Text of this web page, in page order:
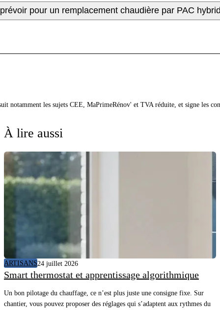
pour un remplacement chaudière par PAC
notamment les sujets CEE, MaPrimeRénov' et TVA réduite, et signe les
À lire aussi
ARTISANS24 juillet 2026
Smart thermostat et apprentissage algorithmique
Un bon pilotage du chauffage, ce n’est plus juste une consigne fixe. Sur
chantier, vous pouvez proposer des réglages qui s’adaptent aux rythmes du